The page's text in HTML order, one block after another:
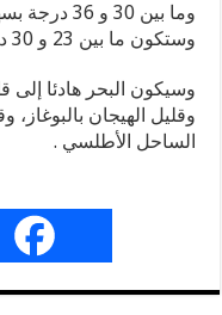
وما بين 30
وستكون ما بين 23 و 30 درجة بالقرب من السواحل.
وسيكون البحر هادئا إلى
وقليل الهيجان
الساحل الأطلسي .